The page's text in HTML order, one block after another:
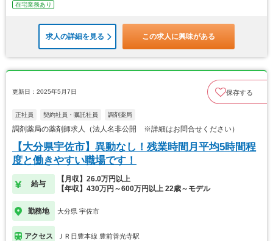
在宅業務あり
求人の詳細を見る この求人に興味がある
更新日：2025年5月7日 保存する
正社員 契約社員・嘱託社員 調剤薬局
調剤薬局の薬剤師求人（法人名非公開 ※詳細はお問合せください）
【大分県宇佐市】異動なし！残業時間月平均5時間程
度と働きやすい職場です！
給与
【月収】26.0万円以上
【年収】430万円～600万円以上 22歳～モデル
勤務地 大分県 宇佐市
アクセス ＪＲ日豊本線 豊前善光寺駅